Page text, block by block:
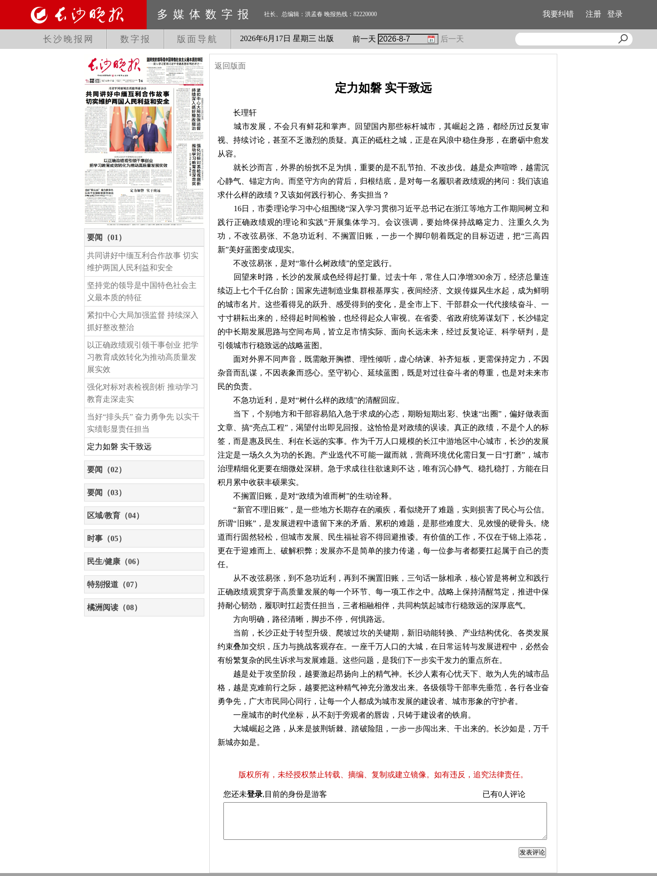
多媒体数字报 社长、总编辑：洪孟春 晚报热线：82220000 我要纠错 注册 登录
长沙晚报网 数字报 版面导航 2026年6月 17日 星期三 出版 前一天 后一天
要闻（01）
共同讲好中缅互利合作故事 切实
维护两国人民利益和安全
坚持党的领导是中国特色社会主
义最本质的特征
紧扣中心大局加强监督 持续深入
抓好整改整治
以正确政绩观引领干事创业 把学
习教育成效转化为推动高质量发
展实效
强化对标对表检视剖析 推动学习
教育走深走实
当好“排头兵” 奋力勇争先 以实干
实绩彰显责任担当
定力如磐 实干致远
要闻（02）
要闻（03）
区域/教育（04）
时事（05）
民生/健康（06）
特别报道（07）
橘洲阅读（08）
返回版面
定力如磐 实干致远
长理轩
城市发展，不会只有鲜花和掌声。回望国内那些标杆城市，其崛起之路，都经历过反复审
视、持续讨论，甚至不乏激烈的质疑。真正的砥柱之城，正是在风浪中稳住身形，在磨砺中愈发
从容。
就长沙而言，外界的纷扰不足为惧，重要的是不乱节拍、不改步伐。越是众声喧哗，越需沉
心静气、锚定方向。而坚守方向的背后，归根结底，是对每一名履职者政绩观的拷问：我们该追
求什么样的政绩？又该如何践行初心、务实担当？
16日，市委理论学习中心组围绕“深入学习贯彻习近平总书记在浙江等地方工作期间树立和
践行正确政绩观的理论和实践”开展集体学习。会议强调，要始终保持战略定力、注重久久为
功，不改弦易张、不急功近利、不搁置旧账，一步一个脚印朝着既定的目标迈进，把“三高四
新”美好蓝图变成现实。
不改弦易张，是对“靠什么树政绩”的坚定践行。
回望来时路，长沙的发展成色经得起打量。过去十年，常住人口净增300余万，经济总量连
续迈上七个千亿台阶；国家先进制造业集群根基厚实，夜间经济、文娱传媒风生水起，成为鲜明
的城市名片。这些看得见的跃升、感受得到的变化，是全市上下、干部群众一代代接续奋斗、一
寸寸耕耘出来的，经得起时间检验，也经得起众人审视。在省委、省政府统筹谋划下，长沙锚定
的中长期发展思路与空间布局，皆立足市情实际、面向长远未来，经过反复论证、科学研判，是
引领城市行稳致远的战略蓝图。
面对外界不同声音，既需敞开胸襟、理性倾听，虚心纳谏、补齐短板，更需保持定力，不因
杂音而乱谋，不因表象而惑心。坚守初心、延续蓝图，既是对过往奋斗者的尊重，也是对未来市
民的负责。
不急功近利，是对“树什么样的政绩”的清醒回应。
当下，个别地方和干部容易陷入急于求成的心态，期盼短期出彩、快速“出圈”，偏好做表面
文章、搞“亮点工程”，渴望付出即见回报。这恰恰是对政绩的误读。真正的政绩，不是个人的标
签，而是惠及民生、利在长远的实事。作为千万人口规模的长江中游地区中心城市，长沙的发展
注定是一场久久为功的长跑。产业迭代不可能一蹴而就，营商环境优化需日复一日“打磨”，城市
治理精细化更要在细微处深耕。急于求成往往欲速则不达，唯有沉心静气、稳扎稳打，方能在日
积月累中收获丰硕果实。
不搁置旧账，是对“政绩为谁而树”的生动诠释。
“新官不理旧账”，是一些地方长期存在的顽疾，看似绕开了难题，实则损害了民心与公信。
所谓“旧账”，是发展进程中遗留下来的矛盾、累积的难题，是那些难度大、见效慢的硬骨头。绕
道而行固然轻松，但城市发展、民生福祉容不得回避推诿。有价值的工作，不仅在于锦上添花，
更在于迎难而上、破解积弊；发展亦不是简单的接力传递，每一位参与者都要扛起属于自己的责
任。
从不改弦易张，到不急功近利，再到不搁置旧账，三句话一脉相承，核心皆是将树立和践行
正确政绩观贯穿于高质量发展的每一个环节、每一项工作之中。战略上保持清醒笃定，推进中保
持耐心韧劲，履职时扛起责任担当，三者相融相伴，共同构筑起城市行稳致远的深厚底气。
方向明确，路径清晰，脚步不停，何惧路远。
当前，长沙正处于转型升级、爬坡过坎的关键期，新旧动能转换、产业结构优化、各类发展
约束叠加交织，压力与挑战客观存在。一座千万人口的大城，在日常运转与发展进程中，必然会
有纷繁复杂的民生诉求与发展难题。这些问题，是我们下一步实干发力的重点所在。
越是处于攻坚阶段，越要激起昂扬向上的精气神。长沙人素有心忧天下、敢为人先的城市品
格，越是克难前行之际，越要把这种精气神充分激发出来。各级领导干部率先垂范，各行各业奋
勇争先，广大市民同心同行，让每一个人都成为城市发展的建设者、城市形象的守护者。
一座城市的时代坐标，从不刻于旁观者的唇齿，只铸于建设者的铁肩。
大城崛起之路，从来是披荆斩棘、踏破险阻，一步一步闯出来、干出来的。长沙如是，万千
新城亦如是。
版权所有，未经授权禁止转载、摘编、复制或建立镜像。如有违反，追究法律责任。
您还未登录,目前的身份是游客 已有0人评论